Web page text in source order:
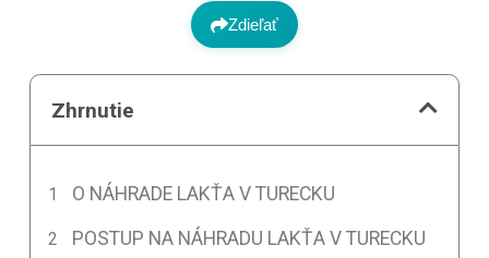
Zdieľať
Zhrnutie
O NÁHRADE LAKŤA V TURECKU
POSTUP NA NÁHRADU LAKŤA V TURECKU